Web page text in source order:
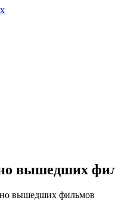
вышедших
вышедших фильмов